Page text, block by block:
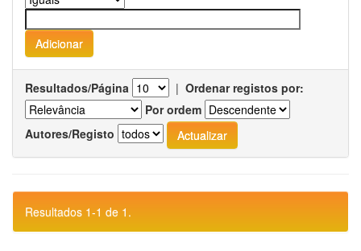
Resultados/Página | Ordenar registos por:
Por ordem
Autores/Registo
Resultados 1-1 de 1.